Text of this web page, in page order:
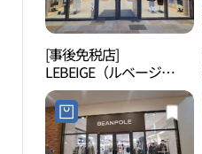
[事後免税店]
LEBEIGE（ルベージ
ュ）・ロッテプレミアム
アウトレットパジュ（坡
州）店(르베이지 롯데프
리미엄아울렛 파주점)